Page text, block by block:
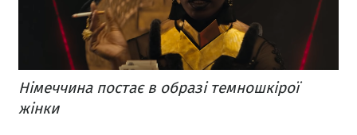
Німеччина постає в образі темношкірої
жінки